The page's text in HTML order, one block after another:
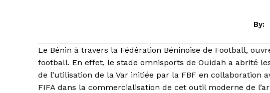
By:
Le Bénin à travers la Fédération Béninoise de Football,
football. En effet, le stade omnisports de Ouidah a abrité
de l’utilisation de la Var initiée par la FBF en collaboration
FIFA dans la commercialisation de cet outil moderne de